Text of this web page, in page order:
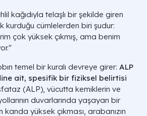
kağıdıyla telaşlı bir şekilde giren
kurduğu cümlelerden biri şudur:
çok yüksek çıkmış, ama benim
temel bir kuralı devreye girer: ALP
ait, spesifik bir fiziksel belirtisi
(ALP), vücutta kemiklerin ve
duvarlarında yaşayan bir
kanda yüksek çıkması, arabanızın